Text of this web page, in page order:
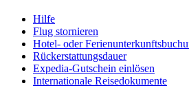
Hilfe
Flug stornieren
Hotel- oder
Rückerstattungsdauer
Expedia-Gutschein einlösen
Internationale Reisedokumente